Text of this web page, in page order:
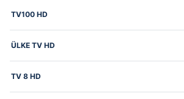
EL TV
TMB AZERBAYCAN
MTV AZERBAYCAN
TV100 HD
ÜLKE TV HD
TV 8 HD